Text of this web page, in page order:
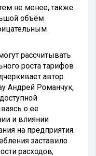
не менее, также
объём
рассчитывать
роста тарифов
автор
Андрей Романчук,
о ее
и влиянии
на предприятия.
заставило
расходов,